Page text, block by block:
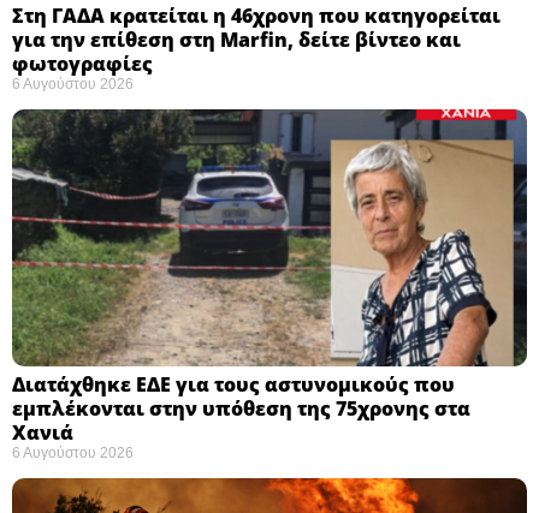
Στη ΓΑΔΑ κρατείται η 46χρονη που κατηγορείται
για την επίθεση στη Marfin, δείτε βίντεο και
φωτογραφίες
6 Αυγούστου 2026
Διατάχθηκε ΕΔΕ για τους αστυνομικούς που
εμπλέκονται στην υπόθεση της 75χρονης στα
Χανιά
6 Αυγούστου 2026